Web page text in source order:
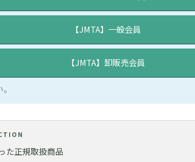
た正規取扱商品